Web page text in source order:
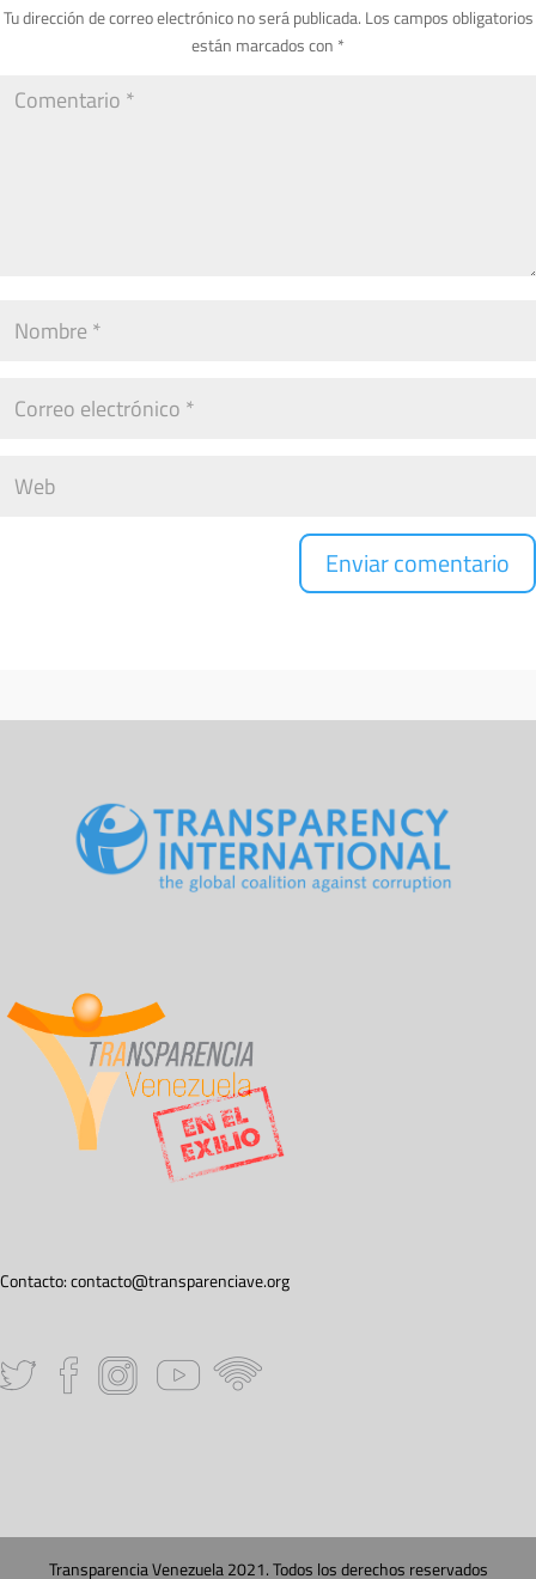
Tu dirección de correo electrónico no será publicada. Los campos obligatorios
están marcados con *
Contacto:contacto@transparenciave.org
Transparencia Venezuela 2021. Todos los derechos reservados